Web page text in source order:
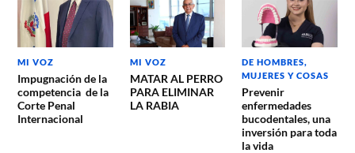
MI VOZ
Impugnación de la
competencia de la
Corte Penal
Internacional
MI VOZ
MATAR AL PERRO
PARA ELIMINAR
LA RABIA
DE HOMBRES,
MUJERES Y COSAS
Prevenir
enfermedades
bucodentales, una
inversión para toda
la vida